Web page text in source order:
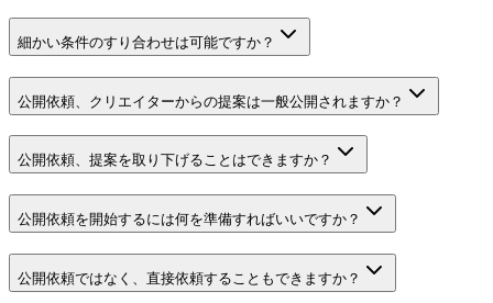
細かい条件のすり合わせは可能ですか？
公開依頼、クリエイターからの提案は一般公開されますか？
公開依頼、提案を取り下げることはできますか？
公開依頼を開始するには何を準備すればいいですか？
公開依頼ではなく、直接依頼することもできますか？